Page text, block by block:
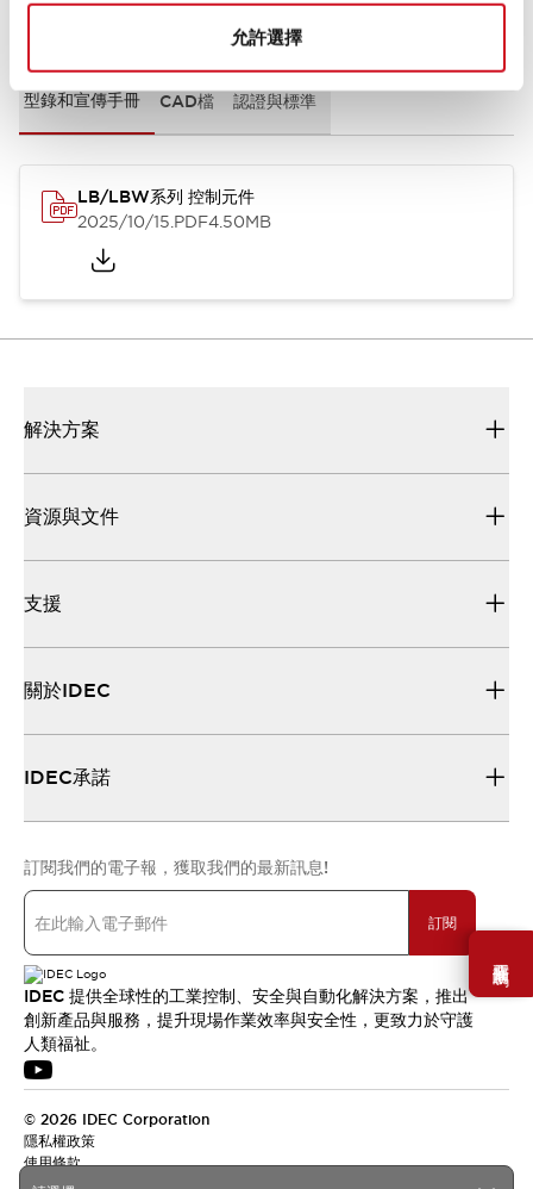
允許選擇
需要幫助嗎？
文件和檔案
型錄和宣傳手冊 CAD檔 認證與標準
LB/LBW系列 控制元件
2025/10/15.PDF4.50MB
解決方案
資源與文件
支援
關於IDEC
IDEC承諾
訂閱我們的電子報，獲取我們的最新訊息!
訂閱
IDEC 提供全球性的工業控制、安全與自動化解決方案，推出
創新產品與服務，提升現場作業效率與安全性，更致力於守護
人類福祉。
© 2026 IDEC Corporation
隱私權政策
使用條款